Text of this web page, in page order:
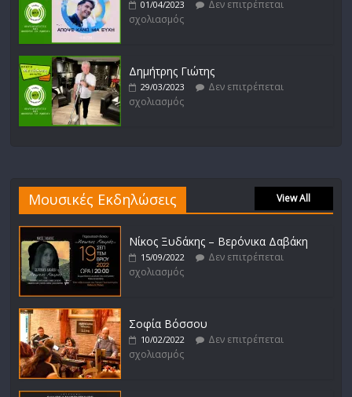
01/04/2023
Δεν επιτρέπεται
σχολιασμός
Δημήτρης Γιώτης
29/03/2023
Δεν επιτρέπεται
σχολιασμός
Μουσικές Εκδηλώσεις View All
Νίκος Ξυδάκης – Βερόνικα Δαβάκη
15/09/2022
Δεν επιτρέπεται
σχολιασμός
Σοφία Βόσσου
10/02/2022
Δεν επιτρέπεται
σχολιασμός